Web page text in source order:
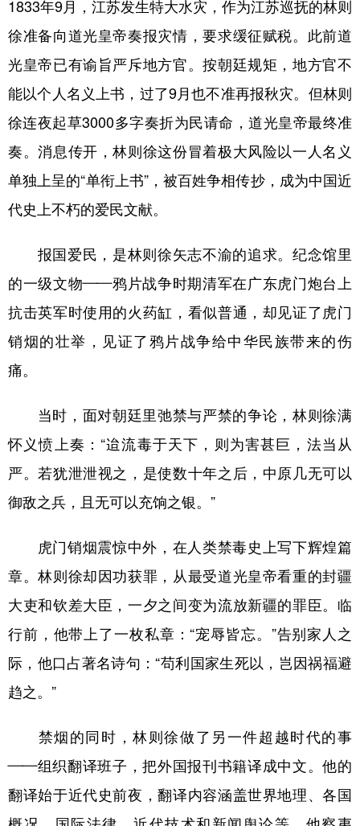
1833年9月，江苏发生特大水灾，作为江苏巡抚的林则
徐准备向道光皇帝奏报灾情，要求缓征赋税。此前道
光皇帝已有谕旨严斥地方官。按朝廷规矩，地方官不
能以个人名义上书，过了9月也不准再报秋灾。但林则
徐连夜起草3000多字奏折为民请命，道光皇帝最终准
奏。消息传开，林则徐这份冒着极大风险以一人名义
单独上呈的“单衔上书”，被百姓争相传抄，成为中国近
代史上不朽的爱民文献。
报国爱民，是林则徐矢志不渝的追求。纪念馆里
的一级文物——鸦片战争时期清军在广东虎门炮台上
抗击英军时使用的火药缸，看似普通，却见证了虎门
销烟的壮举，见证了鸦片战争给中华民族带来的伤
痛。
当时，面对朝廷里弛禁与严禁的争论，林则徐满
怀义愤上奏：“迨流毒于天下，则为害甚巨，法当从
严。若犹泄泄视之，是使数十年之后，中原几无可以
御敌之兵，且无可以充饷之银。”
虎门销烟震惊中外，在人类禁毒史上写下辉煌篇
章。林则徐却因功获罪，从最受道光皇帝看重的封疆
大吏和钦差大臣，一夕之间变为流放新疆的罪臣。临
行前，他带上了一枚私章：“宠辱皆忘。”告别家人之
际，他口占著名诗句：“苟利国家生死以，岂因祸福避
趋之。”
禁烟的同时，林则徐做了另一件超越时代的事
——组织翻译班子，把外国报刊书籍译成中文。他的
翻译始于近代史前夜，翻译内容涵盖世界地理、各国